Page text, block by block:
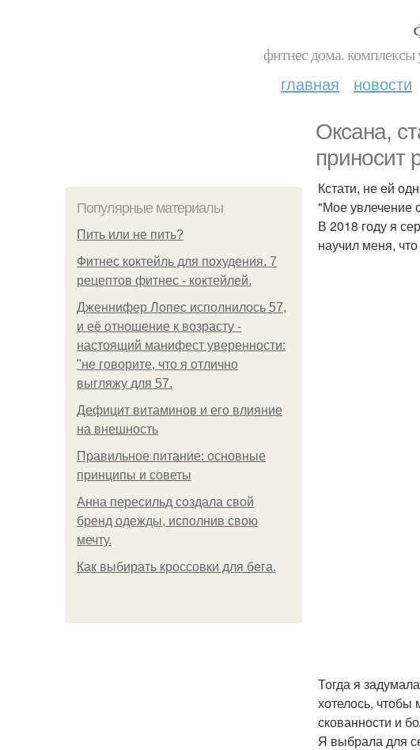
фитнес дома. комплексы
главная новости
Оксана,
приносит
Популярные материалы
Пить или не пить?
Фитнес коктейль для похудения. 7
рецептов фитнес - коктейлей.
Дженнифер Лопес исполнилось 57,
и её отношение к возрасту -
настоящий манифест уверенности:
"не говорите, что я отлично
выгляжу для 57.
Дефицит витаминов и его влияние
на внешность
Правильное питание: основные
принципы и советы
Анна пересильд создала свой
бренд одежды, исполнив свою
мечту.
Как выбирать кроссовки для бега.
Кстати, не ей
"Мое увлечение
В 2018 году я
научил меня,
Тогда я
хотелось, чтобы
скованности и
Я выбрала для